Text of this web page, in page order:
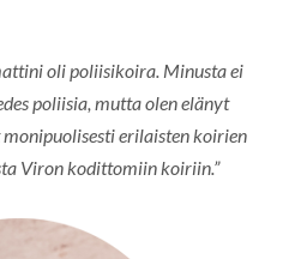
oli poliisikoira. Minusta ei
poliisia, mutta olen elänyt
erilaisten koirien
Viron kodittomiin koiriin.”